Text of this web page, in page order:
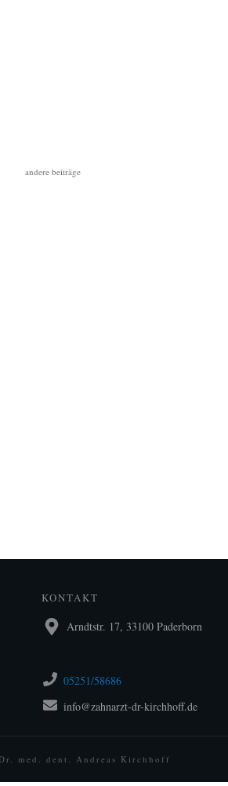
andere beiträge
KONTAKT
Arndtstr. 17, 33100 Paderborn
05251/58686
info@zahnarzt-dr-kirchhoff.de
Dr. med. dent. Andreas Kirchhoff